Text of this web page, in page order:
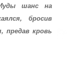
шанс на
бросив
кровь